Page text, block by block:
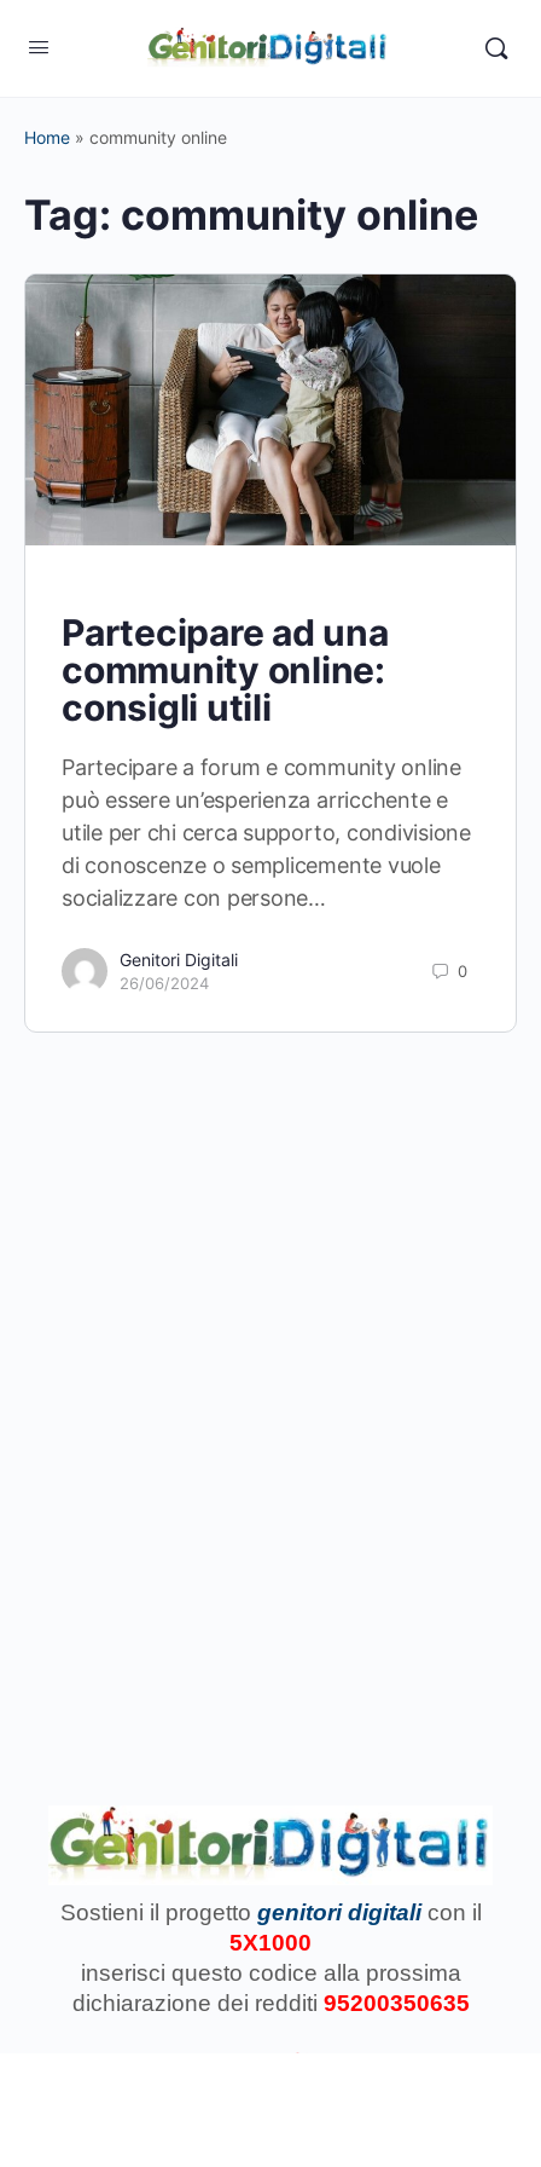
Home » community online
Tag: community online
Partecipare ad una
community online:
consigli utili
Partecipare a forum e community online
può essere un’esperienza arricchente e
utile per chi cerca supporto, condivisione
di conoscenze o semplicemente vuole
socializzare con persone…
Genitori Digitali
26/06/2024
0
Sostieni il progetto genitori digitali con il
5X1000
inserisci questo codice alla prossima
dichiarazione dei redditi 95200350635